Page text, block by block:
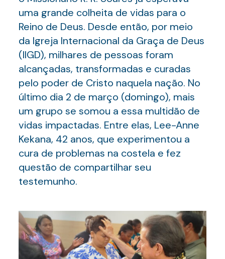
uma grande colheita de vidas para o
Reino de Deus. Desde então, por meio
da Igreja Internacional da Graça de Deus
(IIGD), milhares de pessoas foram
alcançadas, transformadas e curadas
pelo poder de Cristo naquela nação. No
último dia 2 de março (domingo), mais
um grupo se somou a essa multidão de
vidas impactadas. Entre elas, Lee-Anne
Kekana, 42 anos, que experimentou a
cura de problemas na costela e fez
questão de compartilhar seu
testemunho.